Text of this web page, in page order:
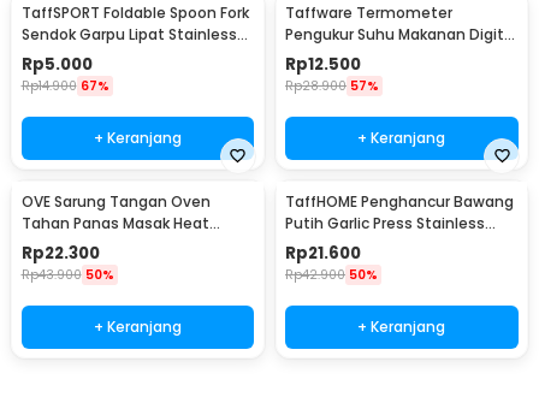
TaffSPORT Foldable Spoon Fork
Sendok Garpu Lipat Stainless
Steel 410 - SVGF2
Rp5.000
Rp14.900 67%
+ Keranjang
Taffware Termometer
Pengukur Suhu Makanan Digital
Daging Kopi Susu - TP101
Rp12.500
Rp28.900 57%
+ Keranjang
OVE Sarung Tangan Oven
Tahan Panas Masak Heat
Resistant Gloves - 540F
Rp22.300
Rp43.900 50%
+ Keranjang
TaffHOME Penghancur Bawang
Putih Garlic Press Stainless
Steel - A42
Rp21.600
Rp42.900 50%
+ Keranjang